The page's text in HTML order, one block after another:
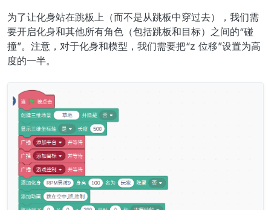
为了让化身站在跳板上（而不是从跳板中穿过去），我们需
要开启化身和其他所有角色（包括跳板和目标）之间的“碰
撞”。注意，对于化身和模型，我们需要把“z 位移”设置为高
度的一半。